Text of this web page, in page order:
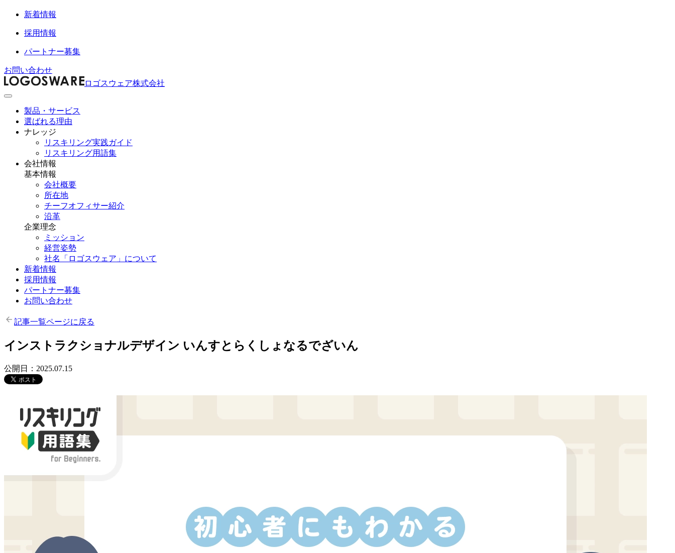
新着情報
採用情報
パートナー募集
お問い合わせ
ロゴスウェア株式会社
製品・サービス
選ばれる理由
ナレッジ
リスキリング実践ガイド
リスキリング用語集
会社情報
基本情報
会社概要
所在地
チーフオフィサー紹介
沿革
企業理念
ミッション
経営姿勢
社名「ロゴスウェア」について
新着情報
採用情報
パートナー募集
お問い合わせ
記事一覧ページに戻る
インストラクショナルデザイン いんすとらくしょなるでざいん
公開日：2025.07.15